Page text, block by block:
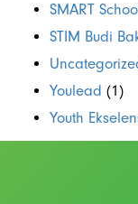
SMART
STIM Budi
Youlead (1)
Youth